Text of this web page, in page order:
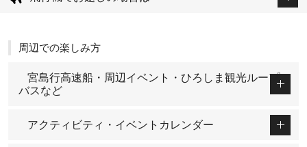
周辺での楽しみ方
宮島行高速船・周辺イベント・ひろしま観光ループ
バスなど
アクティビティ・イベントカレンダー